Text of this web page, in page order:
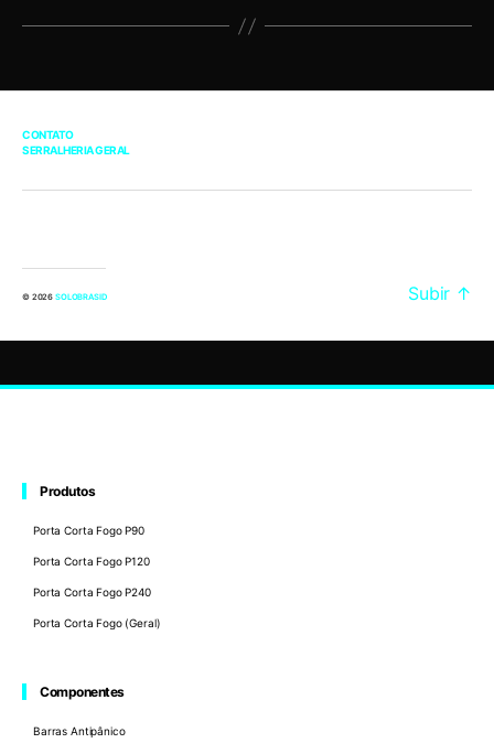
CONTATO
SERRALHERIA GERAL
© 2026 SOLOBRASID Subir ↑
Produtos
Porta Corta Fogo P90
Porta Corta Fogo P120
Porta Corta Fogo P240
Porta Corta Fogo (Geral)
Componentes
Barras Antipânico